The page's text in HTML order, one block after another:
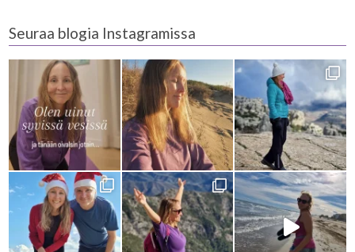
Seuraa blogia Instagramissa